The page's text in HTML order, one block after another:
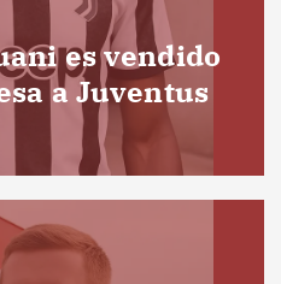
es vendido
a Juventus